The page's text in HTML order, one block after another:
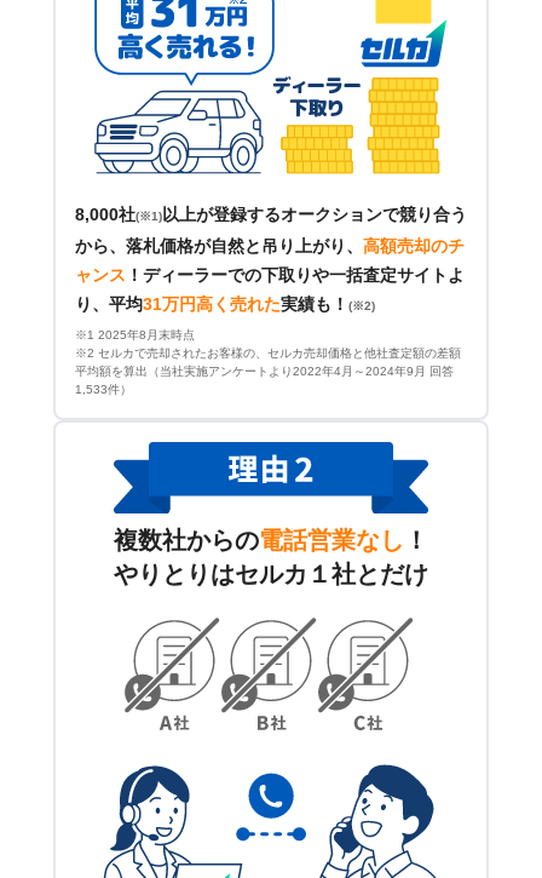
8,000社(※1) 以上が登録するオークションで競り合う
から、落札価格が自然と吊り上がり、 高額売却のチ
ャンス ！ ディーラーでの下取りや一括査定サイトよ
り、平均31万円高く売れた実績も！ (※2)
※1 2025年8月末時点
※2 セルカで売却されたお客様の、セルカ売却価格と他社査定額の差額
平均額を算出（当社実施アンケートより2022年4月～2024年9月 回答
1,533件）
複数社からの電話営業なし ！
やりとりはセルカ１社とだけ